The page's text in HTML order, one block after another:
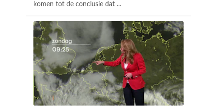
komen tot de conclusie dat ...